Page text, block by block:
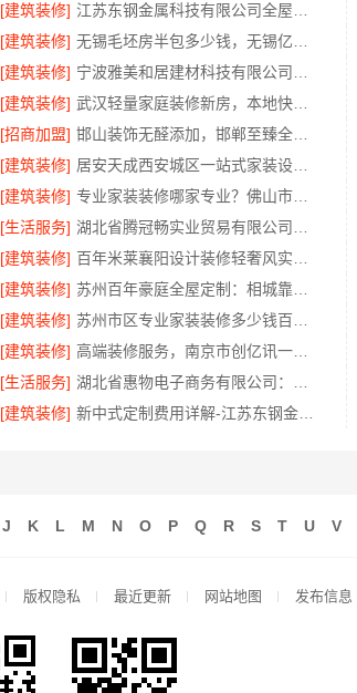
[建筑装修]
[建筑装修]
[建筑装修]
[建筑装修]
[招商加盟]
[建筑装修]
[建筑装修]
[生活服务]
[建筑装修]
[建筑装修]
[建筑装修]
[建筑装修]
[生活服务]
[建筑装修]
J K L M N O P Q R S T U V
版权隐私 最近更新 网站地图 发布信息